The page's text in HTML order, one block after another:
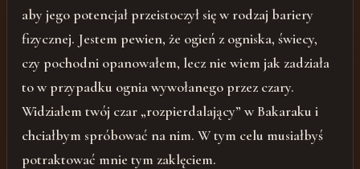
aby jego potencjał przeistoczył się w rodzaj bariery
fizycznej. Jestem pewien, że ogień z ogniska, świecy,
czy pochodni opanowałem, lecz nie wiem jak zadziała
to w przypadku ognia wywołanego przez czary.
Widziałem twój czar „rozpierdalający” w Bakaraku i
chciałbym spróbować na nim. W tym celu musiałbyś
potraktować mnie tym zaklęciem.